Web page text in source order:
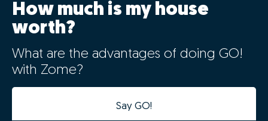
How much is my house
worth?
What are the advantages of doing GO!
with Zome?
Say GO!